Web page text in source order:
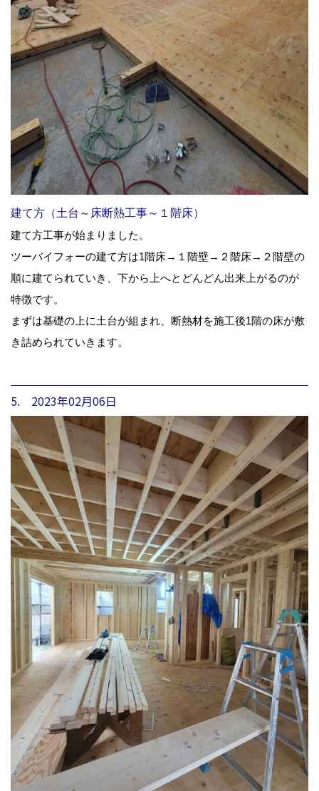
建て方（土台～床断熱工事～１階床）
建て方工事が始まりました。
ツーバイフォーの建て方は1階床→１階壁→２階床→２階壁の
順に建てられていき、下から上へとどんどん出来上がるのが
特徴です。
まずは基礎の上に土台が組まれ、断熱材を施工後1階の床が敷
き詰められていきます。
5. 2023年02月06日